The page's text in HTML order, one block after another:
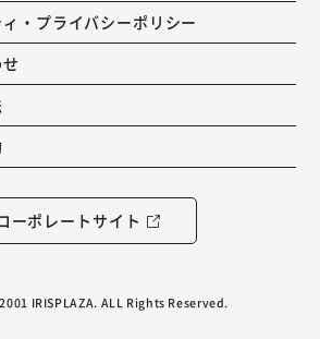
・プライバシーポリシー
ーポレートサイト
IRISPLAZA. ALL Rights Reserved.